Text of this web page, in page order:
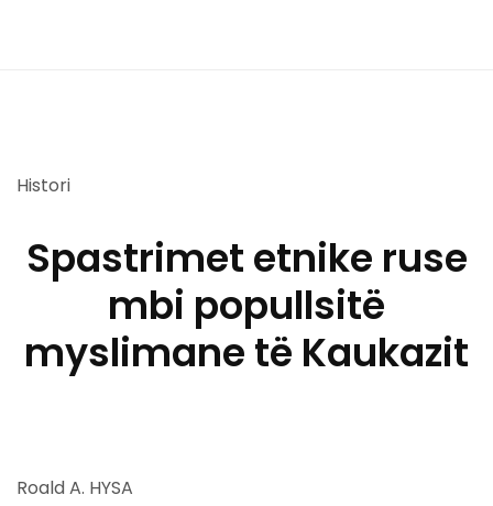
Histori
Spastrimet etnike ruse
mbi popullsitë
myslimane të Kaukazit
Roald A. HYSA